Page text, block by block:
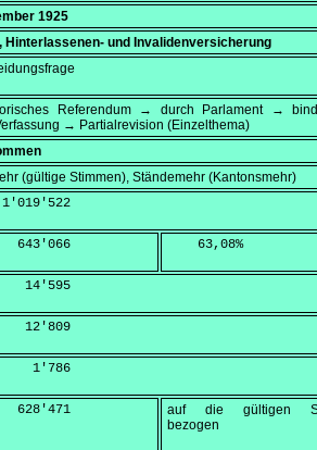
1925
Hinterlassenen- und Invalidenversicherung
Referendum → durch Parlament →
→ Partialrevision (Einzelthema)
(gültige Stimmen), Ständemehr (Kantonsmehr)
643'066
    63,08
%
14'595
12'809
1'786
628'471
auf die gültigen
bezogen